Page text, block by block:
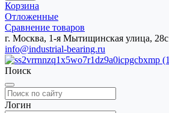
Корзина
Отложенные
Сравнение товаров
г. Москва, 1-я Мытищинская улица, 28с
info@industrial-bearing.ru
Поиск
Логин